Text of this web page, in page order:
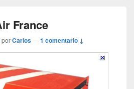
France
porCarlos—1 comentario ↓